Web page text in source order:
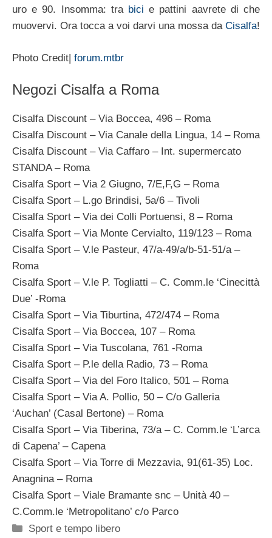
uro e 90. Insomma: tra bici e pattini aavrete di che
muovervi. Ora tocca a voi darvi una mossa da Cisalfa!
Photo Credit| forum.mtbr
Negozi Cisalfa a Roma
Cisalfa Discount – Via Boccea, 496 – Roma
Cisalfa Discount – Via Canale della Lingua, 14 – Roma
Cisalfa Discount – Via Caffaro – Int. supermercato
STANDA – Roma
Cisalfa Sport – Via 2 Giugno, 7/E,F,G – Roma
Cisalfa Sport – L.go Brindisi, 5a/6 – Tivoli
Cisalfa Sport – Via dei Colli Portuensi, 8 – Roma
Cisalfa Sport – Via Monte Cervialto, 119/123 – Roma
Cisalfa Sport – V.le Pasteur, 47/a-49/a/b-51-51/a –
Roma
Cisalfa Sport – V.le P. Togliatti – C. Comm.le ‘Cinecittà
Due’ -Roma
Cisalfa Sport – Via Tiburtina, 472/474 – Roma
Cisalfa Sport – Via Boccea, 107 – Roma
Cisalfa Sport – Via Tuscolana, 761 -Roma
Cisalfa Sport – P.le della Radio, 73 – Roma
Cisalfa Sport – Via del Foro Italico, 501 – Roma
Cisalfa Sport – Via A. Pollio, 50 – C/o Galleria
‘Auchan’ (Casal Bertone) – Roma
Cisalfa Sport – Via Tiberina, 73/a – C. Comm.le ‘L’arca
di Capena’ – Capena
Cisalfa Sport – Via Torre di Mezzavia, 91(61-35) Loc.
Anagnina – Roma
Cisalfa Sport – Viale Bramante snc – Unità 40 –
C.Comm.le ‘Metropolitano’ c/o Parco
Categorie
Sport e tempo libero